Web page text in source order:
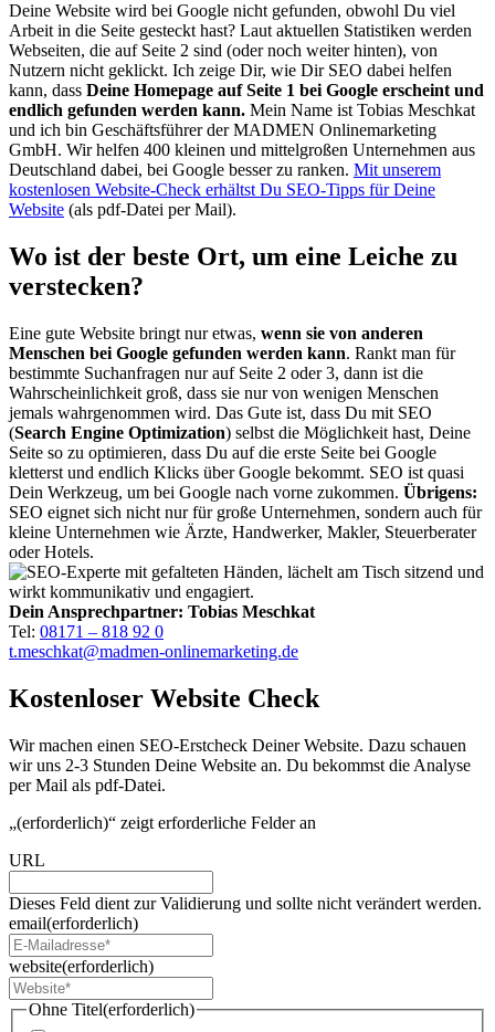
Deine Website wird bei Google nicht gefunden, obwohl Du viel
Arbeit in die Seite gesteckt hast? Laut aktuellen Statistiken werden
Webseiten, die auf Seite 2 sind (oder noch weiter hinten), von
Nutzern nicht geklickt. Ich zeige Dir, wie Dir SEO dabei helfen
kann, dass Deine Homepage auf Seite 1 bei Google erscheint und
endlich gefunden werden kann. Mein Name ist Tobias Meschkat
und ich bin Geschäftsführer der MADMEN Onlinemarketing
GmbH. Wir helfen 400 kleinen und mittelgroßen Unternehmen aus
Deutschland dabei, bei Google besser zu ranken. Mit unserem
kostenlosen Website-Check erhältst Du SEO-Tipps für Deine
Website (als pdf-Datei per Mail).
Wo ist der beste Ort, um eine Leiche zu
verstecken?
Eine gute Website bringt nur etwas, wenn sie von anderen
Menschen bei Google gefunden werden kann. Rankt man für
bestimmte Suchanfragen nur auf Seite 2 oder 3, dann ist die
Wahrscheinlichkeit groß, dass sie nur von wenigen Menschen
jemals wahrgenommen wird. Das Gute ist, dass Du mit SEO
(Search Engine Optimization) selbst die Möglichkeit hast, Deine
Seite so zu optimieren, dass Du auf die erste Seite bei Google
kletterst und endlich Klicks über Google bekommt. SEO ist quasi
Dein Werkzeug, um bei Google nach vorne zukommen. Übrigens:
SEO eignet sich nicht nur für große Unternehmen, sondern auch für
kleine Unternehmen wie Ärzte, Handwerker, Makler, Steuerberater
oder Hotels.
Dein Ansprechpartner: Tobias Meschkat
Tel: 08171 – 818 92 0
t.meschkat@madmen-onlinemarketing.de
Kostenloser Website Check
Wir machen einen SEO-Erstcheck Deiner Website. Dazu schauen
wir uns 2-3 Stunden Deine Website an. Du bekommst die Analyse
per Mail als pdf-Datei.
„(erforderlich)“ zeigt erforderliche Felder an
URL
Dieses Feld dient zur Validierung und sollte nicht verändert werden.
email(erforderlich)
website(erforderlich)
Ohne Titel(erforderlich)